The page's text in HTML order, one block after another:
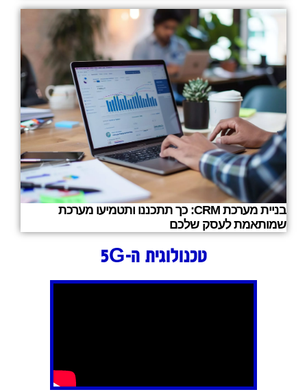
בניית מערכת CRM: כך תתכננו ותטמיעו מערכת
שמותאמת לעסק שלכם
טכנולוגית ה-5G